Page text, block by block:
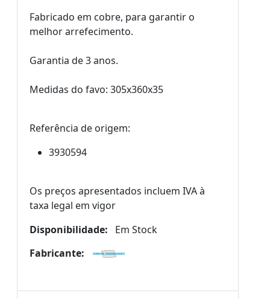
Fabricado em cobre, para garantir o
melhor arrefecimento.
Garantia de 3 anos.
Medidas do favo: 305x360x35
Referência de origem:
3930594
Os preços apresentados incluem IVA à
taxa legal em vigor
Disponibilidade:
Em Stock
Fabricante: